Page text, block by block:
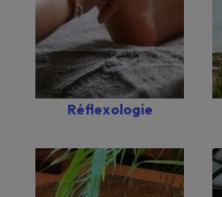
Réflexologie